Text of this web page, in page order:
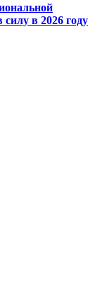
в 2026 году